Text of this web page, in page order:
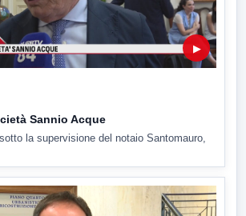
▶
Sannio Acque
la supervisione del notaio Santomauro,